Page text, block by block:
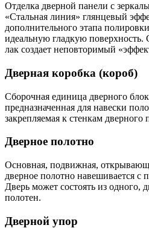
Отделка дверной панели с
«Стальная линия» глянцевый
дополнительного этапа
идеальную гладкую
лак создает неповторимый
Дверная коробка (короб)
Сборочная единица дверного
предназначенная для навески
закрепляемая к стенкам дверного
Дверное полотно
Основная, подвижная,
дверное полотно навешивается с
Дверь может состоять из одного,
полотен.
Дверной упор